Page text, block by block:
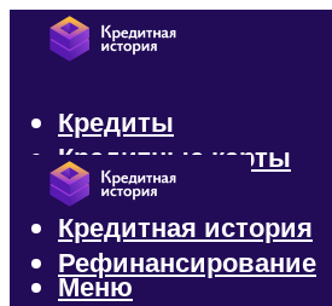
Кредиты
Кредитные карты
Микрозаймы
Кредитная история
Рефинансирование
Меню